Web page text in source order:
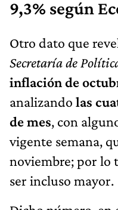
9,3% según
Otro dato que
Secretaría de
inflación de
analizando las
de mes, con
vigente semana,
noviembre; por lo
ser incluso mayor.